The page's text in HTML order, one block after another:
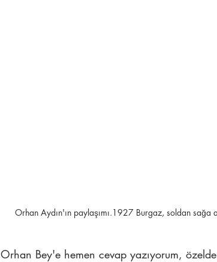
Orhan Aydın'ın paylaşımı.1927 Burgaz, soldan
Orhan Bey'e hemen cevap yazıyorum,